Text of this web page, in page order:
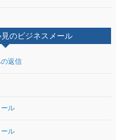
のビジネスメール
返信
ル
ル